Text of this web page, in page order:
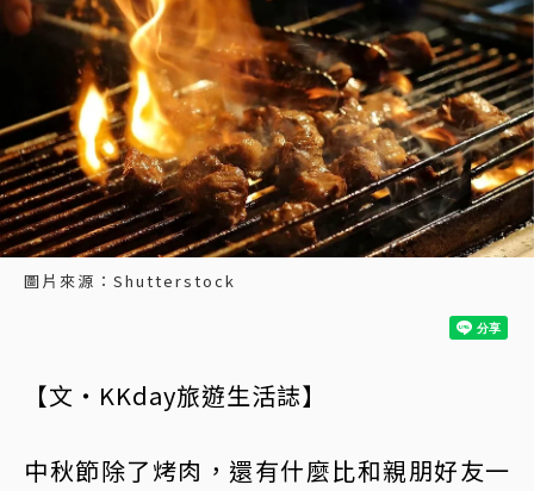
圖片來源：Shutterstock
【文・KKday旅遊生活誌】
中秋節除了烤肉，還有什麼比和親朋好友一